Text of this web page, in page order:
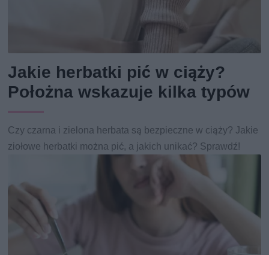
Jakie herbatki pić w ciąży?
Położna wskazuje kilka typów
Czy czarna i zielona herbata są bezpieczne w ciąży? Jakie
ziołowe herbatki można pić, a jakich unikać? Sprawdź!